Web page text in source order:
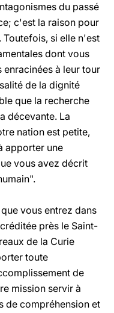
du passé
c'est la raison pour
si elle n'est
dont vous
à leur tour
de la dignité
que la recherche
décevante. La
nation est petite,
apporter une
vous avez décrit
vous entrez dans
près le Saint-
de la Curie
toute
de
mission servir à
de compréhension et